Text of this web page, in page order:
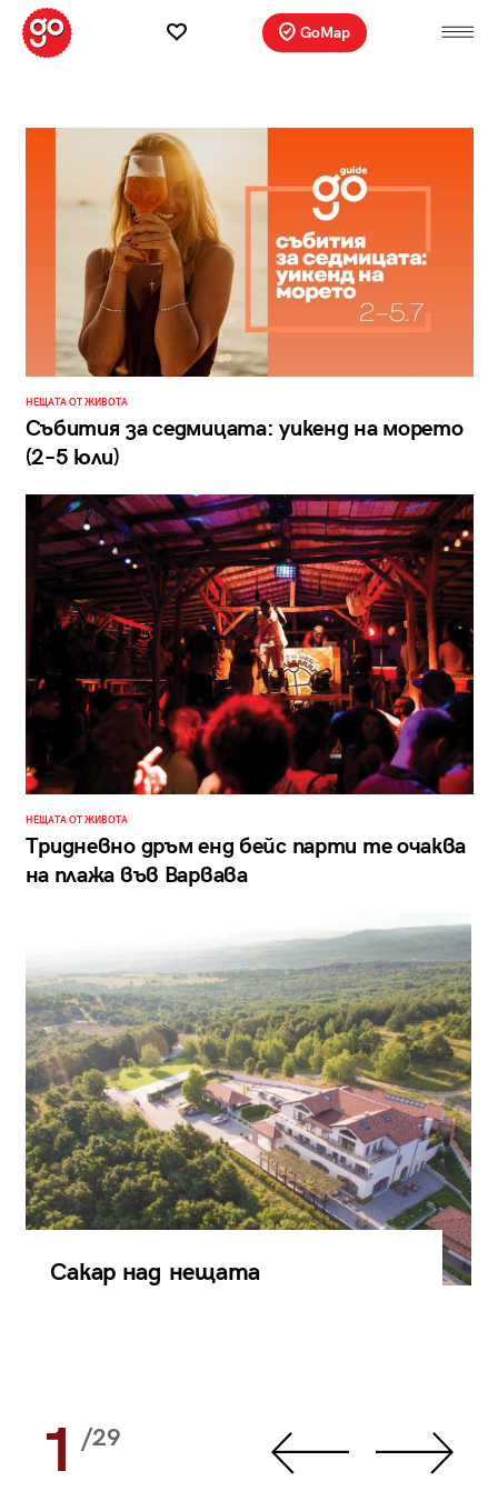
GoMap
НЕЩАТА ОТ ЖИВОТА
Събития за седмицата: уикенд на морето
(2–5 юли)
НЕЩАТА ОТ ЖИВОТА
Тридневно дръм енд бейс парти те очаква
на плажа във Варвава
Сакар над нещата
1 /29